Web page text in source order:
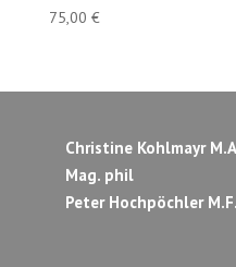
75,00 €
Christine Kohlmayr
Mag. phil
Peter Hochpöchler